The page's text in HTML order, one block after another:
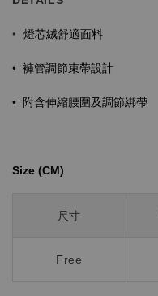
• 燈芯絨舒適面料
• 褲管調節束帶設計
• 附含伸縮腰圍及調節綁帶
Size (CM)⁡⁡
尺寸
Free